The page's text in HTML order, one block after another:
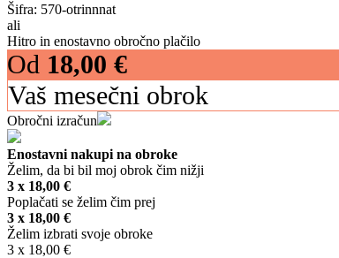
od
do
103,30 €
Šifra: 570-otrinnnat
ali
Hitro in enostavno obročno plačilo
Od 18,00 €
Vaš mesečni obrok
Obročni izračun
Enostavni nakupi na obroke
Želim, da bi bil moj obrok čim nižji
3 x 18,00 €
Poplačati se želim čim prej
3 x 18,00 €
Želim izbrati svoje obroke
3 x 18,00 €